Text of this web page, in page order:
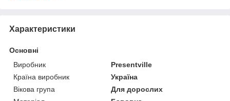
Характеристики
Основні
Виробник
Presentville
Країна виробник
Україна
Вікова група
Для дорослих